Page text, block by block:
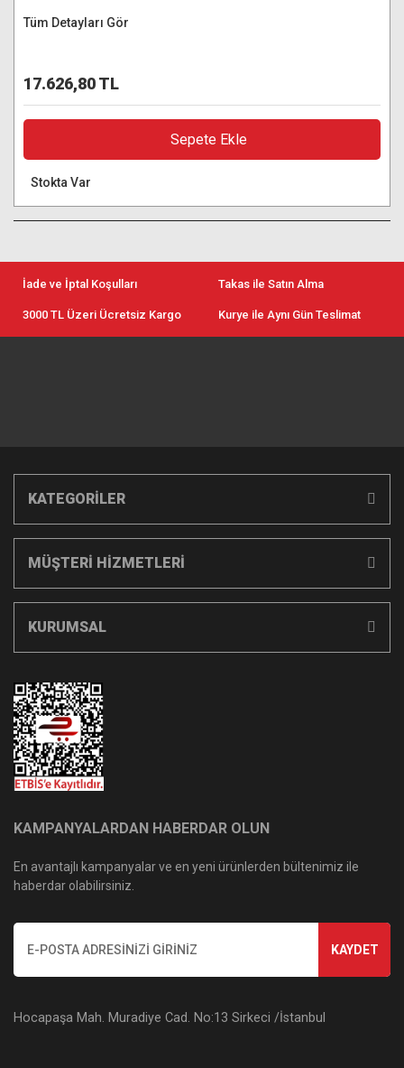
Tüm Detayları Gör
17.626,80 TL
Sepete Ekle
Stokta Var
İade ve İptal Koşulları Takas ile Satın Alma
3000 TL Üzeri Ücretsiz Kargo Kurye ile Aynı Gün Teslimat
KATEGORİLER
MÜŞTERİ HİZMETLERİ
KURUMSAL
KAMPANYALARDAN HABERDAR OLUN
En avantajlı kampanyalar ve en yeni ürünlerden bültenimiz ile
haberdar olabilirsiniz.
KAYDET
Hocapaşa Mah. Muradiye Cad. No:13 Sirkeci /İstanbul